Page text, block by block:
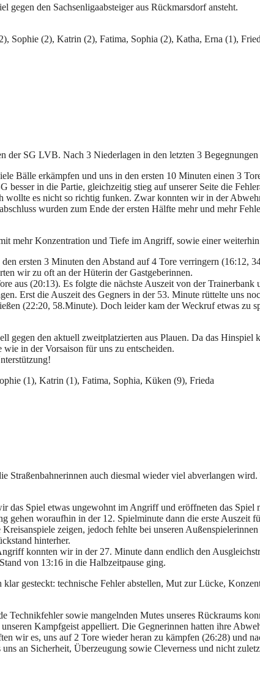
gegen den Sachsenligaabsteiger aus Rückmarsdorf ansteht.
Sophie (2), Katrin (2), Fatima, Sophia (2), Katha, Erna (1),
der SG LVB. Nach 3 Niederlagen in den letzten 3
Bälle erkämpfen und uns in den ersten 10 Minuten einen 3
besser in die Partie, gleichzeitig stieg auf unserer Seite die
wollte es nicht so richtig funken. Zwar konnten wir in der
wurden zum Ende der ersten Hälfte mehr und mehr
mehr Konzentration und Tiefe im Angriff, sowie einer
ersten 3 Minuten den Abstand auf 4 Tore verringern (16:12,
wir zu oft an der Hüterin der Gastgeberinnen.
aus (20:13). Es folgte die nächste Auszeit von der
Erst die Auszeit des Gegners in der 53. Minute rüttelte uns
(22:20, 58.Minute). Doch leider kam der Weckruf etwas zu
gegen den aktuell zweitplatzierten aus Plauen. Da das Hinspiel
in der Vorsaison für uns zu entscheiden.
(1), Katrin (1), Fatima, Sophia, Küken (9), Frieda
Straßenbahnerinnen auch diesmal wieder viel abverlangen
das Spiel etwas ungewohnt im Angriff und eröffneten das Spiel
gehen woraufhin in der 12. Spielminute dann die erste Auszeit
zeigen, jedoch fehlte bei unseren
hinterher.
konnten wir in der 27. Minute dann endlich den
von 13:16 in die Halbzeitpause ging.
gesteckt: technische Fehler abstellen, Mut zur Lücke,
sowie mangelnden Mutes unseres Rückraums
Kampfgeist appelliert. Die Gegnerinnen hatten ihre
wir es, uns auf 2 Tore wieder heran zu kämpfen (26:28) und
an Sicherheit, Überzeugung sowie Cleverness und nicht